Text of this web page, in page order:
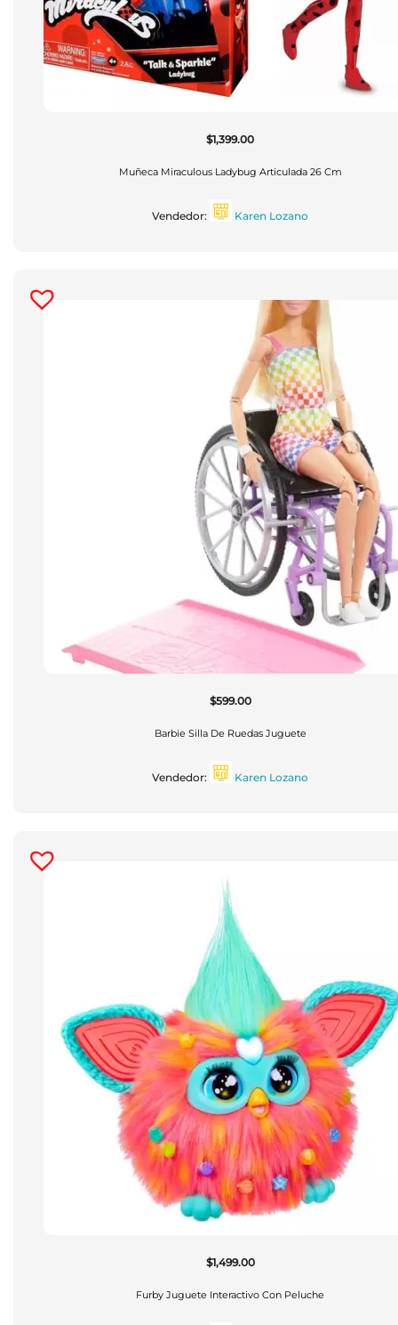
$1,399.00
Muñeca Miraculous Ladybug Articulada 26 Cm
Vendedor: Karen Lozano
$599.00
Barbie Silla De Ruedas Juguete
Vendedor: Karen Lozano
$1,499.00
Furby Juguete Interactivo Con Peluche